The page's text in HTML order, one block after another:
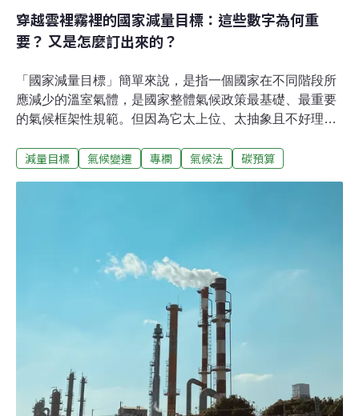
穿越雲裡霧裡的國家減量目標：這些數字為何重
要？ 又是怎麼訂出來的？
「國家減量目標」簡單來說，是指一個國家在不同階段所
應減少的溫室氣體，是國家整體氣候政策最基礎、最重要
的氣候框架性規範。但因為它太上位、太抽象且不好理
被好好了解、談清楚。本文將先說明國家減量目標為什麼
什麼重要？二、國家減量目標該怎麼訂定？三、我國減量
目標的幾點問題四、結語一、國家減量目標為什麼重要？
減量目標 氣候變遷 專欄 氣候法 碳預算